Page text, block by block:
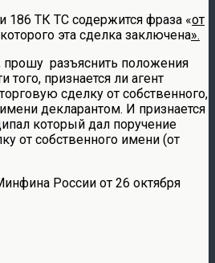
186 ТК ТС содержится фраза «от
которого эта сделка заключена».
разъяснить положения
того, признается ли агент
сделку от собственного,
декларантом. И признается
который дал поручение
от собственного имени (от
России от 26 октября